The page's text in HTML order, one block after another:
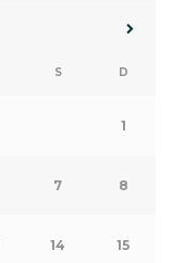
S D
1
7 8
14 15